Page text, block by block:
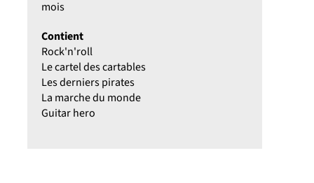
mois
Contient
Rock'n'roll
Le cartel des cartables
Les derniers pirates
La marche du monde
Guitar hero